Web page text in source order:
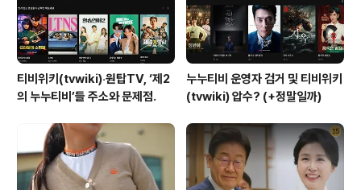
티비위키(tvwiki)‧원탑TV, ‘제2
의 누누티비’들 주소와 문제점.
누누티비 운영자 검거 및 티비위키
(tvwiki) 압수? (+정말일까)